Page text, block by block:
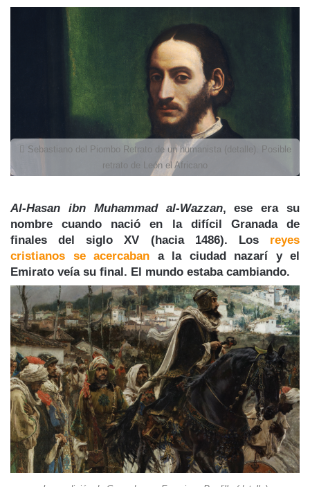
Sebastiano del Piombo Retrato de un humanista (detalle). Posible
retrato de León el Africano
Al-Hasan ibn Muhammad al-Wazzan, ese era su
nombre cuando nació en la difícil Granada de
finales del siglo XV (hacia 1486). Los reyes
cristianos se acercaban a la ciudad nazarí y el
Emirato veía su final. El mundo estaba cambiando.